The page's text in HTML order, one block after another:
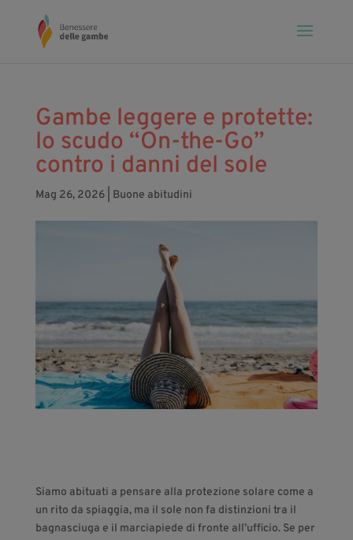
Gambe leggere e protette:
lo scudo “On-the-Go”
contro i danni del sole
Mag 26, 2026| Buone abitudini
Siamo abituati a pensare alla protezione solare come a
un rito da spiaggia, ma il sole non fa distinzioni tra il
bagnasciuga e il marciapiede di fronte all’ufficio. Se per